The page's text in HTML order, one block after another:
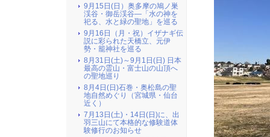
9月15日(日）奥多摩の鳩ノ巣
渓谷・御岳渓谷―「水の神を
祀る、水と緑の聖地」を巡る
9月16日（月・祝）イザナギ伝
説に彩られた天橋立、元伊
勢・籠神社を巡る
8月31日(土)～9月1日(日) 日本
最高の霊山・富士山の山頂へ
の聖地巡り
8月4日(日)石巻・奥松島の聖
地自然めぐり（宮城県・仙台
近く）
7月13日(土)・14日(日)に、出
羽三山にて本格的な修験道体
験修行のお知らせ